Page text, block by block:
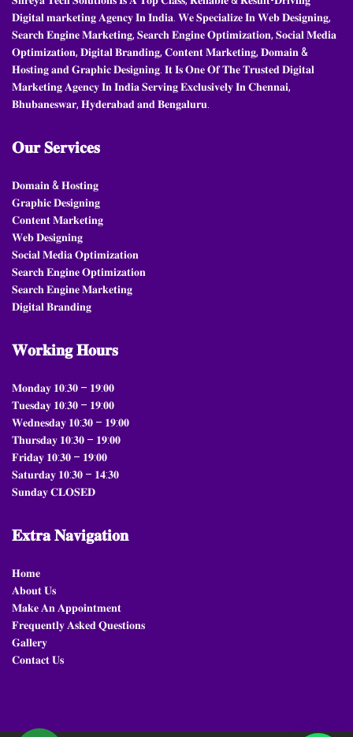
𝐃𝐢𝐠𝐢𝐭𝐚𝐥 𝐦𝐚𝐫𝐤𝐞𝐭𝐢𝐧𝐠 𝐀𝐠𝐞𝐧𝐜𝐲 𝐈𝐧 𝐈𝐧𝐝𝐢𝐚. 𝐖𝐞 𝐒𝐩𝐞𝐜𝐢𝐚𝐥𝐢𝐳𝐞 𝐈𝐧 𝐖𝐞𝐛 𝐃𝐞𝐬𝐢𝐠𝐧𝐢𝐧𝐠,
𝐒𝐞𝐚𝐫𝐜𝐡 𝐄𝐧𝐠𝐢𝐧𝐞 𝐌𝐚𝐫𝐤𝐞𝐭𝐢𝐧𝐠, 𝐒𝐞𝐚𝐫𝐜𝐡 𝐄𝐧𝐠𝐢𝐧𝐞 𝐎𝐩𝐭𝐢𝐦𝐢𝐳𝐚𝐭𝐢𝐨𝐧, 𝐒𝐨𝐜𝐢𝐚𝐥 𝐌𝐞𝐝𝐢𝐚
𝐎𝐩𝐭𝐢𝐦𝐢𝐳𝐚𝐭𝐢𝐨𝐧, 𝐃𝐢𝐠𝐢𝐭𝐚𝐥 𝐁𝐫𝐚𝐧𝐝𝐢𝐧𝐠, 𝐂𝐨𝐧𝐭𝐞𝐧𝐭 𝐌𝐚𝐫𝐤𝐞𝐭𝐢𝐧𝐠, 𝐃𝐨𝐦𝐚𝐢𝐧 &
𝐇𝐨𝐬𝐭𝐢𝐧𝐠 𝐚𝐧𝐝 𝐆𝐫𝐚𝐩𝐡𝐢𝐜 𝐃𝐞𝐬𝐢𝐠𝐧𝐢𝐧𝐠. 𝐈𝐭 𝐈𝐬 𝐎𝐧𝐞 𝐎𝐟 𝐓𝐡𝐞 𝐓𝐫𝐮𝐬𝐭𝐞𝐝 𝐃𝐢𝐠𝐢𝐭𝐚𝐥
𝐌𝐚𝐫𝐤𝐞𝐭𝐢𝐧𝐠 𝐀𝐠𝐞𝐧𝐜𝐲 𝐈𝐧 𝐈𝐧𝐝𝐢𝐚 𝐒𝐞𝐫𝐯𝐢𝐧𝐠 𝐄𝐱𝐜𝐥𝐮𝐬𝐢𝐯𝐞𝐥𝐲 𝐈𝐧 𝐂𝐡𝐞𝐧𝐧𝐚𝐢,
𝐁𝐡𝐮𝐛𝐚𝐧𝐞𝐬𝐰𝐚𝐫, 𝐇𝐲𝐝𝐞𝐫𝐚𝐛𝐚𝐝 𝐚𝐧𝐝 𝐁𝐞𝐧𝐠𝐚𝐥𝐮𝐫𝐮.
𝐎𝐮𝐫𝐒𝐞𝐫𝐯𝐢𝐜𝐞𝐬
𝐃𝐨𝐦𝐚𝐢𝐧 & 𝐇𝐨𝐬𝐭𝐢𝐧𝐠
𝐆𝐫𝐚𝐩𝐡𝐢𝐜 𝐃𝐞𝐬𝐢𝐠𝐧𝐢𝐧𝐠
𝐂𝐨𝐧𝐭𝐞𝐧𝐭 𝐌𝐚𝐫𝐤𝐞𝐭𝐢𝐧𝐠
𝐖𝐞𝐛 𝐃𝐞𝐬𝐢𝐠𝐧𝐢𝐧𝐠
𝐒𝐨𝐜𝐢𝐚𝐥 𝐌𝐞𝐝𝐢𝐚 𝐎𝐩𝐭𝐢𝐦𝐢𝐳𝐚𝐭𝐢𝐨𝐧
𝐒𝐞𝐚𝐫𝐜𝐡 𝐄𝐧𝐠𝐢𝐧𝐞 𝐎𝐩𝐭𝐢𝐦𝐢𝐳𝐚𝐭𝐢𝐨𝐧
𝐒𝐞𝐚𝐫𝐜𝐡 𝐄𝐧𝐠𝐢𝐧𝐞 𝐌𝐚𝐫𝐤𝐞𝐭𝐢𝐧𝐠
𝐃𝐢𝐠𝐢𝐭𝐚𝐥 𝐁𝐫𝐚𝐧𝐝𝐢𝐧𝐠
𝐖𝐨𝐫𝐤𝐢𝐧𝐠𝐇𝐨𝐮𝐫𝐬
𝐌𝐨𝐧𝐝𝐚𝐲 𝟏𝟎:𝟑𝟎 – 𝟏𝟗:𝟎𝟎
𝐓𝐮𝐞𝐬𝐝𝐚𝐲 𝟏𝟎:𝟑𝟎 – 𝟏𝟗:𝟎𝟎
𝐖𝐞𝐝𝐧𝐞𝐬𝐝𝐚𝐲 𝟏𝟎:𝟑𝟎 – 𝟏𝟗:𝟎𝟎
𝐓𝐡𝐮𝐫𝐬𝐝𝐚𝐲 𝟏𝟎:𝟑𝟎 – 𝟏𝟗:𝟎𝟎
𝐅𝐫𝐢𝐝𝐚𝐲 𝟏𝟎:𝟑𝟎 – 𝟏𝟗:𝟎𝟎
𝐒𝐚𝐭𝐮𝐫𝐝𝐚𝐲 𝟏𝟎:𝟑𝟎 – 𝟏𝟒:𝟑𝟎
𝐒𝐮𝐧𝐝𝐚𝐲 𝐂𝐋𝐎𝐒𝐄𝐃
𝐄𝐱𝐭𝐫𝐚𝐍𝐚𝐯𝐢𝐠𝐚𝐭𝐢𝐨𝐧
𝐇𝐨𝐦𝐞
𝐀𝐛𝐨𝐮𝐭 𝐔𝐬
𝐌𝐚𝐤𝐞 𝐀𝐧 𝐀𝐩𝐩𝐨𝐢𝐧𝐭𝐦𝐞𝐧𝐭
𝐅𝐫𝐞𝐪𝐮𝐞𝐧𝐭𝐥𝐲 𝐀𝐬𝐤𝐞𝐝 𝐐𝐮𝐞𝐬𝐭𝐢𝐨𝐧𝐬
𝐆𝐚𝐥𝐥𝐞𝐫𝐲
𝐂𝐨𝐧𝐭𝐚𝐜𝐭 𝐔𝐬